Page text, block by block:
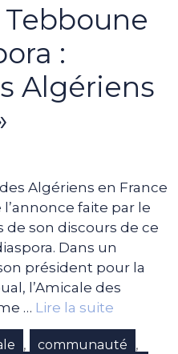
:
Algériens
Algériens en France
l’annonce faite par le
son discours de ce
Dans un
président pour la
l’Amicale des
… Lire la suite
, communauté ,